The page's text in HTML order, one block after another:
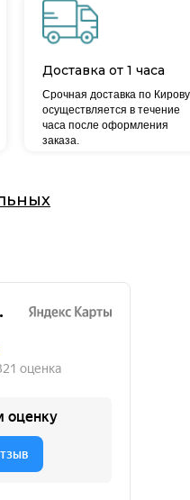
Срочная доставка по Кирову
осуществляется в течение
часа после оформления
заказа.
Доставка от 1 часа